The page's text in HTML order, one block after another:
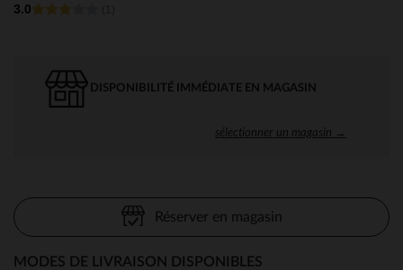
3.0
DISPONIBILITÉ IMMÉDIATE EN MAGASIN
sélectionner un magasin →
Réserver en magasin
MODES DE LIVRAISON DISPONIBLES